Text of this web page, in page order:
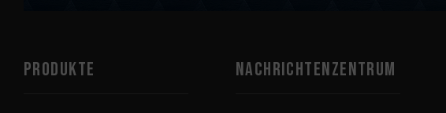
PRODUKTE Nachrichtenzentrum